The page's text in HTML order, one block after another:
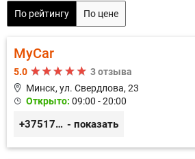
По рейтингу По цене
MyCar
5.0
3 отзыва
Минск, ул. Свердлова, 23
Открыто: 09:00 - 20:00
+375173212443 - показать